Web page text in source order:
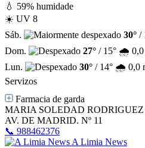
💧 59% humidade
☀️ UV 8
Sáb.
30° /
Dom.
27° / 15° 🌧️ 0,0
Lun.
30° / 14° 🌧️ 0,0
Servizos
Farmacia de garda
MARIA SOLEDAD
AV. DE MADRID. Nº 11
📞 988462376
A Limia News